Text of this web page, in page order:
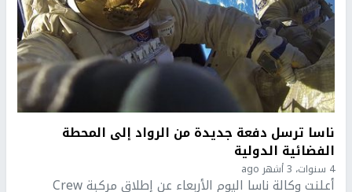
ناسا ترسل دفعة جديدة من الرواد إلى المحطة
الفضائية الدولية
4 سنوات، 3 أشهر ago
أعلنت وكالة ناسا اليوم الأربعاء عن إطلاق مركبة Crew